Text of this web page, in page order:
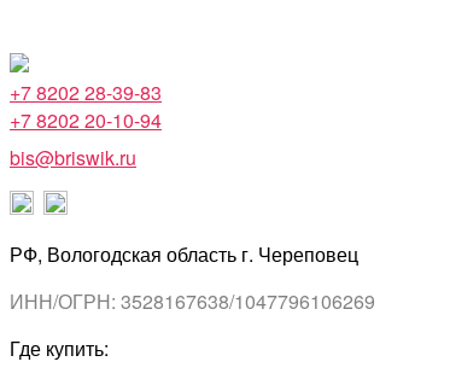
+7 8202 28-39-83
+7 8202 20-10-94
bis@briswik.ru
РФ, Вологодская область г. Череповец
ИНН/ОГРН: 3528167638/1047796106269
Где купить: